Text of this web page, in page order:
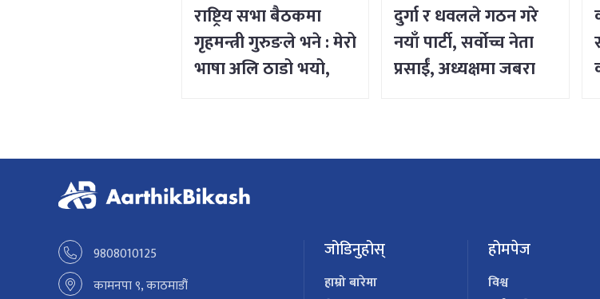
राष्ट्रिय सभा बैठकमा
गृहमन्त्री गुरुङले भने : मेरो
भाषा अलि ठाडो भयो,
दुर्गा र धवलले गठन गरे
नयाँ पार्टी, सर्वोच्च नेता
प्रसाईं, अध्यक्षमा जबरा
9808010125
कामनपा ९, काठमाडौं
जोडिनुहोस्
हाम्रो बारेमा
होमपेज
विश्व